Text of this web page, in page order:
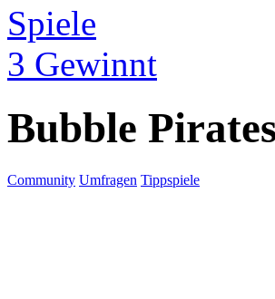
Spiele
3 Gewinnt
Bubble
Community Umfragen Tippspiele